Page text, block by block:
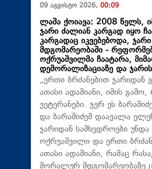
09 აგვისტო 2026, 00:09
ლაშა ქოიავა: 2008 წელს,
ჯარი ძალიან კარგად იყო
კარგადაც იკვებებოდა,
მდგომარეობაში -
ოქრუაშვილმა ჩაატარა,
დემორალიზაციაზე და
„ერთი ბრძანებით ჯარიდან
ათასი ადამიანი, იმის გამო,
ვეტერანები. ჯერ ეს
და ბარამიძემ დაავალა
ჯარიდან სამხედროები
ოქრუაშვილი და ერთი
ათასი ადამიანი, რამაც